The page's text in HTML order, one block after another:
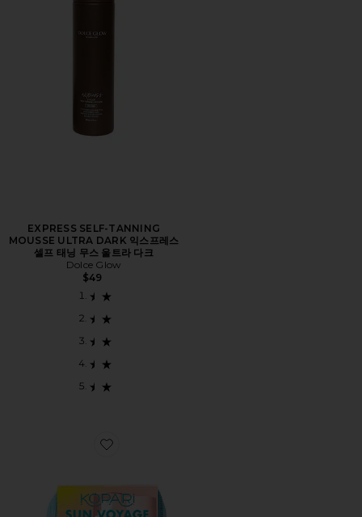
EXPRESS SELF-TANNING
MOUSSE ULTRA DARK 익스프레스
셀프 태닝 무스 울트라 다크
Dolce Glow
$49
Favorite SUN VOYAGE SPF KIT 선스크린